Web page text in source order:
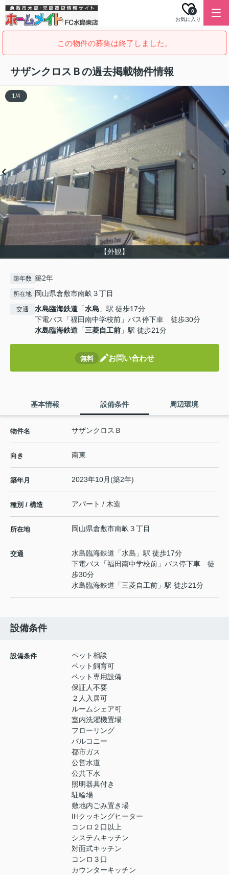
お気に入り
0
この物件の募集は終了しました。
サザンクロスＢの過去掲載物件情報
【外観】
1/4
築年数 築2年
所在地 岡山県倉敷市南畝３丁目
交通 水島臨海鉄道 「水島 」駅 徒歩17分
下電バス「福田南中学校前」バス停下車 徒歩30分
水島臨海鉄道 「三菱自工前 」駅 徒歩21分
無料 お問い合わせ
基本情報 設備条件 周辺環境
物件名 サザンクロスＢ
向き 南東
築年月 2023年10月(築2年)
種別 / 構造 アパート / 木造
所在地 岡山県倉敷市南畝 ３丁目
交通 水島臨海鉄道 「水島 」駅 徒歩17分
下電バス「福田南中学校前」バス停下車 徒
歩30分
水島臨海鉄道 「三菱自工前 」駅 徒歩21分
設備条件
設備条件
ペット相談
ペット飼育可
ペット専用設備
保証人不要
２人入居可
ルームシェア可
室内洗濯機置場
フローリング
バルコニー
都市ガス
公営水道
公共下水
照明器具付き
駐輪場
敷地内ごみ置き場
IHクッキングヒーター
コンロ２口以上
システムキッチン
対面式キッチン
コンロ３口
カウンターキッチン